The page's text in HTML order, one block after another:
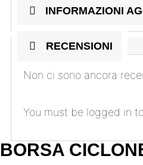
INFORMAZIONI
RECENSIONI
Non ci sono ancora
You must be logged in
BORSA